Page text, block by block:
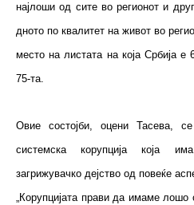
најлоши од сите во регионот и
дното по квалитет на живот во
место на листата на која Србија
75-та.
Овие состојби, оцени Тасева,
системска корупција која
загрижувачко дејство од повеќе
„Корупцијата прави да имаме лошо